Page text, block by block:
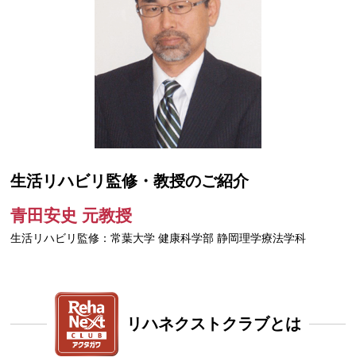
生活リハビリ監修・教授のご紹介
青田安史 元教授
生活リハビリ監修：常葉大学 健康科学部 静岡理学療法学科
リハネクストクラブとは